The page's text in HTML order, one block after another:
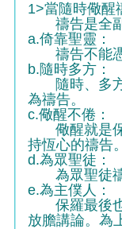
1>當隨時儆醒
禱告是全副
a.倚靠聖靈：
禱告不能憑
b.隨時多方：
隨時、多方
為禱告。
c.儆醒不倦：
儆醒就是保
持恆心的禱告。
d.為眾聖徒：
為眾聖徒禱
e.為主僕人：
保羅最後也
放膽講論。為